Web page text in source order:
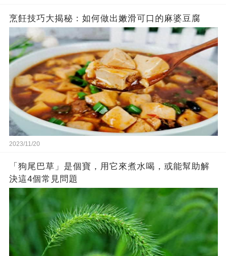
烹飪技巧大揭秘：如何做出嫩滑可口的麻婆豆腐
2023/11/20
「狗尾巴草」是個寶，用它來煮水喝，或能幫助解
決這4個常見問題